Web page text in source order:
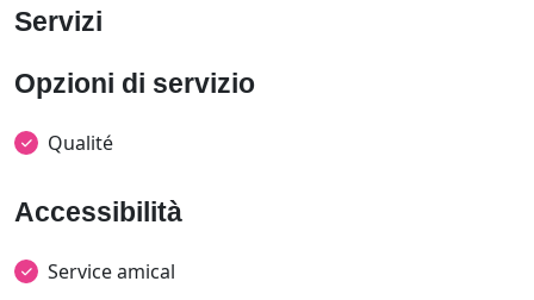
Servizi
Opzioni di servizio
Qualité
Accessibilità
Service amical